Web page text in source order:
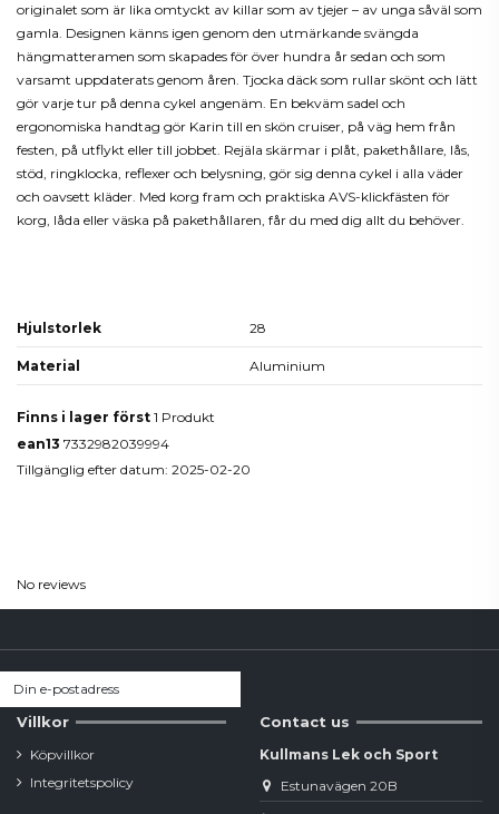
originalet som är lika omtyckt av killar som av tjejer – av unga såväl som
gamla. Designen känns igen genom den utmärkande svängda
hängmatteramen som skapades för över hundra år sedan och som
varsamt uppdaterats genom åren. Tjocka däck som rullar skönt och lätt
gör varje tur på denna cykel angenäm. En bekväm sadel och
ergonomiska handtag gör Karin till en skön cruiser, på väg hem från
festen, på utflykt eller till jobbet. Rejäla skärmar i plåt, pakethållare, lås,
stöd, ringklocka, reflexer och belysning, gör sig denna cykel i alla väder
och oavsett kläder. Med korg fram och praktiska AVS-klickfästen för
korg, låda eller väska på pakethållaren, får du med dig allt du behöver.
Hjulstorlek 28
Material Aluminium
Finns i lager först 1 Produkt
ean13 7332982039994
Tillgänglig efter datum: 2025-02-20
No reviews
Villkor
Köpvillkor
Integritetspolicy
Contact us
Kullmans Lek och Sport
Estunavägen 20B